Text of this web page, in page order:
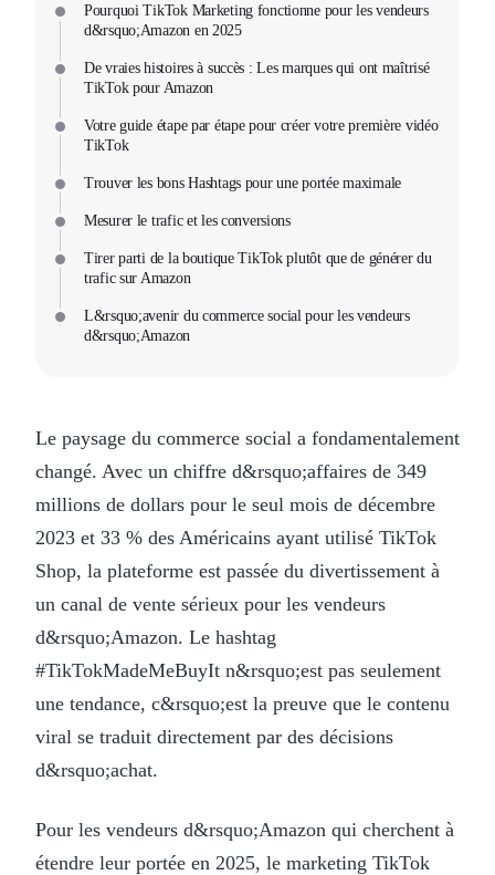
Pourquoi TikTok Marketing fonctionne pour les vendeurs
d&rsquo;Amazon en 2025
De vraies histoires à succès : Les marques qui ont maîtrisé
TikTok pour Amazon
Votre guide étape par étape pour créer votre première vidéo
TikTok
Trouver les bons Hashtags pour une portée maximale
Mesurer le trafic et les conversions
Tirer parti de la boutique TikTok plutôt que de générer du
trafic sur Amazon
L&rsquo;avenir du commerce social pour les vendeurs
d&rsquo;Amazon
Le paysage du commerce social a fondamentalement
changé. Avec un chiffre d&rsquo;affaires de 349
millions de dollars pour le seul mois de décembre
2023 et 33 % des Américains ayant utilisé TikTok
Shop, la plateforme est passée du divertissement à
un canal de vente sérieux pour les vendeurs
d&rsquo;Amazon. Le hashtag
#TikTokMadeMeBuyIt n&rsquo;est pas seulement
une tendance, c&rsquo;est la preuve que le contenu
viral se traduit directement par des décisions
d&rsquo;achat.
Pour les vendeurs d&rsquo;Amazon qui cherchent à
étendre leur portée en 2025, le marketing TikTok